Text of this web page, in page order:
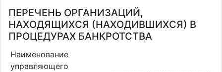
ПЕРЕЧЕНЬ ОРГАНИЗАЦИЙ,
НАХОДЯЩИХСЯ (НАХОДИВШИХСЯ) В
ПРОЦЕДУРАХ БАНКРОТСТВА
Наименование
управляющего